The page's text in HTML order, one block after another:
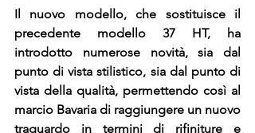
Il nuovo modello, che sostituisce il
precedente modello 37 HT, ha
introdotto numerose novità, sia dal
punto di vista stilistico, sia dal punto di
vista della qualità, permettendo così al
marcio Bavaria di raggiungere un nuovo
traguardo in termini di rifiniture e